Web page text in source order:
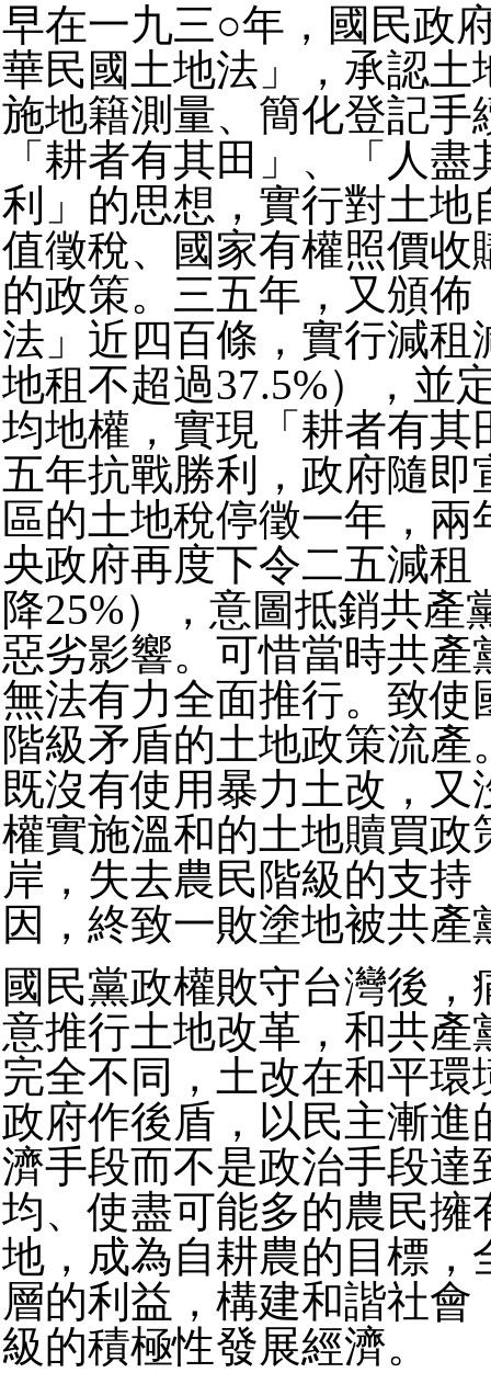
早在一九三○年，國民政
華民國土地法」，承認土
施地籍測量、簡化登記手
「耕者有其田」、「人
利」的思想，實行對土地
值徵稅、國家有權照價收
的政策。三五年，又頒佈
法」近四百條，實行減租
地租不超過37.5%），並
均地權，實現「耕者有其
五年抗戰勝利，政府隨即
區的土地稅停徵一年，兩
央政府再度下令二五減租
降25%），意圖抵銷共產
惡劣影響。可惜當時共產
無法有力全面推行。致使
階級矛盾的土地政策流產
既沒有使用暴力土改，又
權實施溫和的土地贖買政
岸，失去農民階級的支持
因，終致一敗塗地被共產
國民黨政權敗守台灣後，
意推行土地改革，和共產
完全不同，土改在和平環
政府作後盾，以民主漸進
濟手段而不是政治手段達
均、使盡可能多的農民擁
地，成為自耕農的目標，
層的利益，構建和諧社會
級的積極性發展經濟。